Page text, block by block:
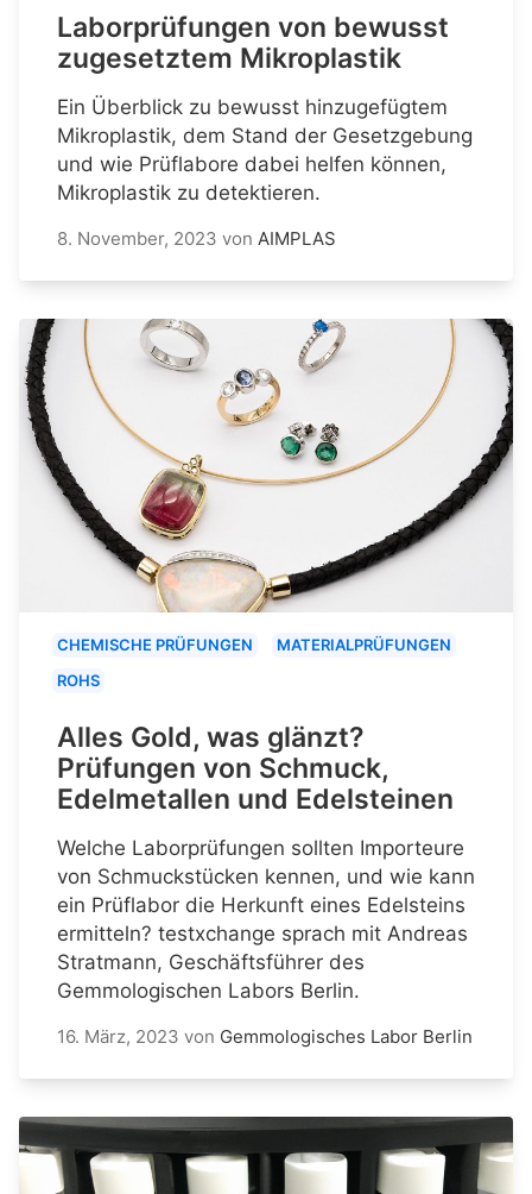
Laborprüfungen von bewusst
zugesetztem Mikroplastik
Ein Überblick zu bewusst hinzugefügtem
Mikroplastik, dem Stand der Gesetzgebung
und wie Prüflabore dabei helfen können,
Mikroplastik zu detektieren.
8. November, 2023 von AIMPLAS
CHEMISCHE PRÜFUNGEN
MATERIALPRÜFUNGEN
ROHS
Alles Gold, was glänzt?
Prüfungen von Schmuck,
Edelmetallen und Edelsteinen
Welche Laborprüfungen sollten Importeure
von Schmuckstücken kennen, und wie kann
ein Prüflabor die Herkunft eines Edelsteins
ermitteln? testxchange sprach mit Andreas
Stratmann, Geschäftsführer des
Gemmologischen Labors Berlin.
16. März, 2023 von Gemmologisches Labor Berlin